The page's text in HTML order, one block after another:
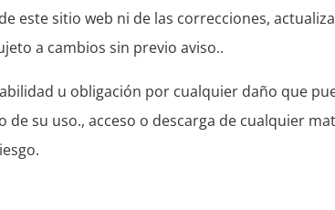
este sitio web ni de las correcciones,
a cambios sin previo aviso..
u obligación por cualquier daño que
su uso., acceso o descarga de cualquier